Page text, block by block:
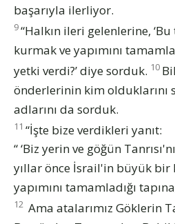
başarıyla ilerliyor.
9“Halkın ileri gelenlerine,
kurmak ve yapımını
yetki verdi?’ diye sorduk. 10
önderlerinin kim olduklarını
adlarını da sorduk.
11 “İşte bize verdikleri yanıt:
“ ‘Biz yerin ve göğün
yıllar önce İsrail'in büyük bir
yapımını tamamladığı
12 Ama atalarımız Göklerin